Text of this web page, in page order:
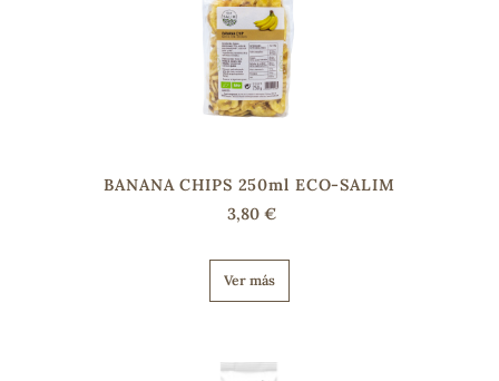
BANANA CHIPS 250ml ECO-SALIM
3,80 €
Ver más